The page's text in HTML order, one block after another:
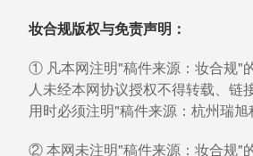
妆合规版权与免责声明：
① 凡本网注明"稿件来源：妆合规"
人未经本网协议授权不得转载、
用时必须注明"稿件来源：杭州瑞
② 本网未注明"稿件来源：妆合规"